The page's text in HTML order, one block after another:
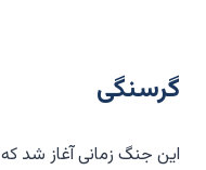
گرسنگی
این جنگ زمانی آغاز شد